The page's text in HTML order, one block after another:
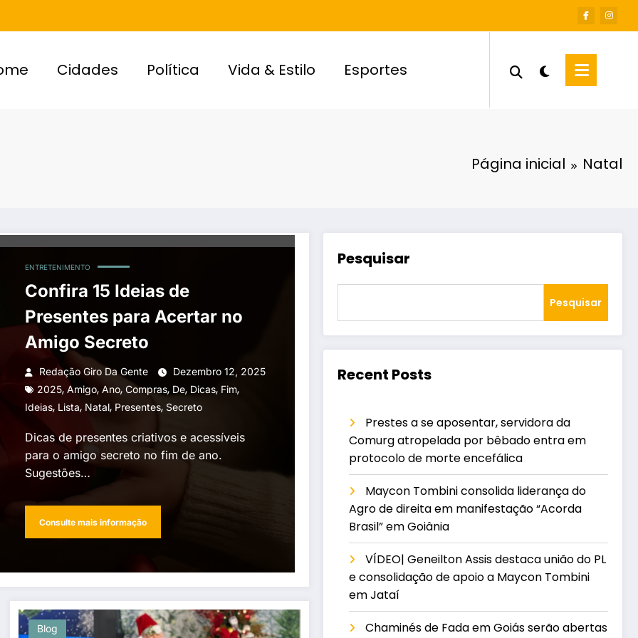
Cidades Política Vida & Estilo Esportes
Página inicial Natal
ENTRETENIMENTO
Confira 15 Ideias de
Presentes para Acertar no
Amigo Secreto
Redação Giro Da Gente
Dezembro 12, 2025
2025, Amigo, Ano, Compras, De, Dicas, Fim,
Ideias, Lista, Natal, Presentes, Secreto
Dicas de presentes criativos e acessíveis
para o amigo secreto no fim de ano.
Sugestões…
Consulte mais informação
Blog
Pesquisar
Pesquisar
Recent Posts
Prestes a se aposentar, servidora da
Comurg atropelada por bêbado entra em
protocolo de morte encefálica
Maycon Tombini consolida liderança do
Agro de direita em manifestação “Acorda
Brasil” em Goiânia
VÍDEO| Geneilton Assis destaca união do PL
e consolidação de apoio a Maycon Tombini
em Jataí
Chaminés de Fada em Goiás serão abertas